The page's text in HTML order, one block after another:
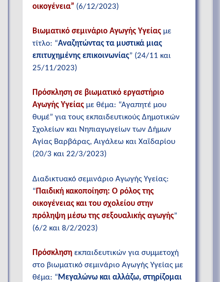
οικογένεια” (6/12/2023)
Βιωματικό σεμινάριο Αγωγής Υγείας με
τίτλο: “Αναζητώντας τα μυστικά μιας
επιτυχημένης επικοινωνίας” (24/11 και
25/11/2023)
Πρόσκληση σε βιωματικό εργαστήριο
Αγωγής Υγείας με θέμα: “Αγαπητέ μου
θυμέ” για τους εκπαιδευτικούς Δημοτικών
Σχολείων και Νηπιαγωγείων των Δήμων
Αγίας Βαρβάρας, Αιγάλεω και Χαϊδαρίου
(20/3 και 22/3/2023)
Διαδικτυακό σεμινάριο Αγωγής Υγείας:
“ Παιδική κακοποίηση: Ο ρόλος της
οικογένειας και του σχολείου στην
πρόληψη μέσω της σεξουαλικής αγωγής”
(6/2 και 8/2/2023)
Πρόσκληση εκπαιδευτικών για συμμετοχή
στο βιωματικό σεμινάριο Αγωγής Υγείας με
θέμα: “ Μεγαλώνω και αλλάζω, στηρίζομαι